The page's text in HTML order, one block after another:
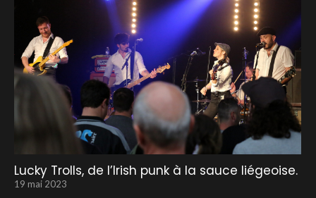
Lucky Trolls, de l’Irish punk à la sauce liégeoise.
19 mai 2023